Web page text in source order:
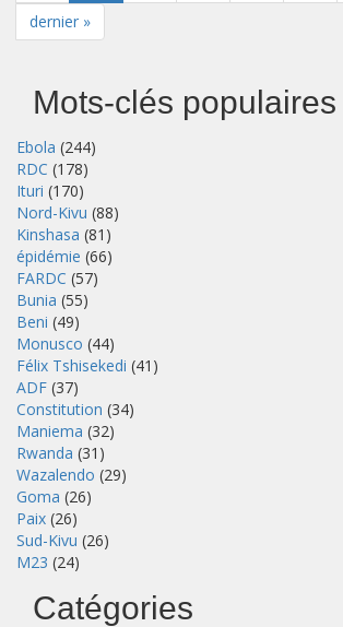
dernier »
Mots-clés populaires
Ebola (244)
RDC (178)
Ituri (170)
Nord-Kivu (88)
Kinshasa (81)
épidémie (66)
FARDC (57)
Bunia (55)
Beni (49)
Monusco (44)
Félix Tshisekedi (41)
ADF (37)
Constitution (34)
Maniema (32)
Rwanda (31)
Wazalendo (29)
Goma (26)
Paix (26)
Sud-Kivu (26)
M23 (24)
Catégories